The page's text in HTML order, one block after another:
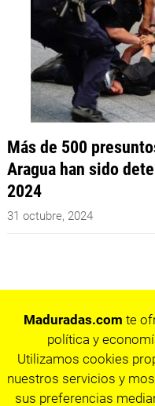
Más de 500
Aragua han sido
2024
31 octubre, 2024
Maduradas.com te
política y
Utilizamos cookies
nuestros servicios y
sus preferencias